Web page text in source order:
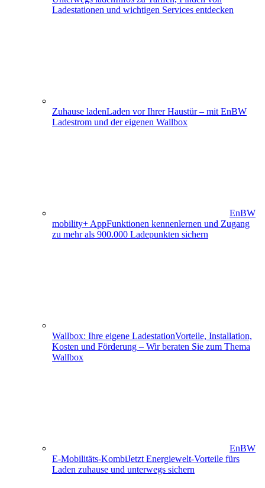
Ladestationen und wichtigen Services entdecken
Zuhause ladenLaden vor Ihrer Haustür – mit EnBW
Ladestrom und der eigenen Wallbox
EnBW
mobility+ AppFunktionen kennenlernen und Zugang
zu mehr als 900.000 Ladepunkten sichern
Wallbox: Ihre eigene LadestationVorteile, Installation,
Kosten und Förderung – Wir beraten Sie zum Thema
Wallbox
EnBW
E-Mobilitäts-KombiJetzt Energiewelt-Vorteile fürs
Laden zuhause und unterwegs sichern